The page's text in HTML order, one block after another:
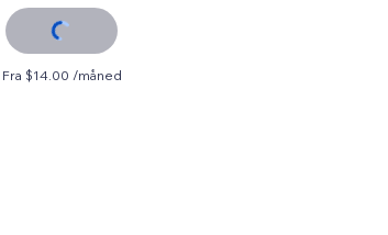
Fra $14.00 /måned